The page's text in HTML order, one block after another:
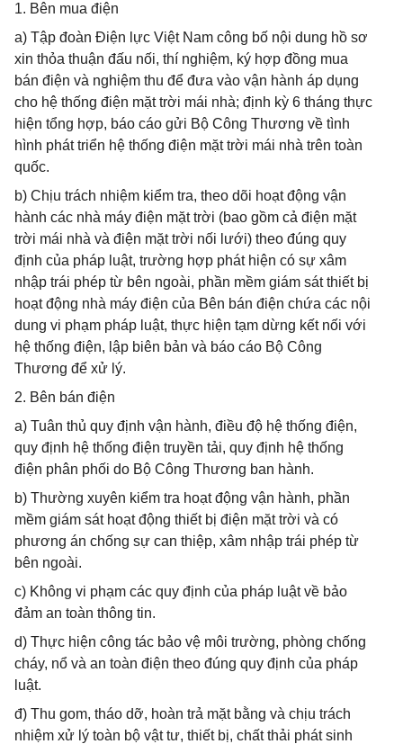
1. Bên mua điện
a) Tập đoàn Điện lực Việt Nam công bố nội dung hồ sơ
xin thỏa thuận đấu nối, thí nghiệm, ký hợp đồng mua
bán điện và nghiệm thu để đưa vào vận hành áp dụng
cho hệ thống điện mặt trời mái nhà; định kỳ 6 tháng thực
hiện tổng hợp, báo cáo gửi Bộ Công Thương về tình
hình phát triển hệ thống điện mặt trời mái nhà trên toàn
quốc.
b) Chịu trách nhiệm kiểm tra, theo dõi hoạt động vận
hành các nhà máy điện mặt trời (bao gồm cả điện mặt
trời mái nhà và điện mặt trời nối lưới) theo đúng quy
định của pháp luật, trường hợp phát hiện có sự xâm
nhập trái phép từ bên ngoài, phần mềm giám sát thiết bị
hoạt động nhà máy điện của Bên bán điện chứa các nội
dung vi phạm pháp luật, thực hiện tạm dừng kết nối với
hệ thống điện, lập biên bản và báo cáo Bộ Công
Thương để xử lý.
2. Bên bán điện
a) Tuân thủ quy định vận hành, điều độ hệ thống điện,
quy định hệ thống điện truyền tải, quy định hệ thống
điện phân phối do Bộ Công Thương ban hành.
b) Thường xuyên kiểm tra hoạt động vận hành, phần
mềm giám sát hoạt động thiết bị điện mặt trời và có
phương án chống sự can thiệp, xâm nhập trái phép từ
bên ngoài.
c) Không vi phạm các quy định của pháp luật về bảo
đảm an toàn thông tin.
d) Thực hiện công tác bảo vệ môi trường, phòng chống
cháy, nổ và an toàn điện theo đúng quy định của pháp
luật.
đ) Thu gom, tháo dỡ, hoàn trả mặt bằng và chịu trách
nhiệm xử lý toàn bộ vật tư, thiết bị, chất thải phát sinh